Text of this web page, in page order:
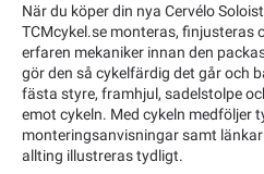
När du köper din nya Cervélo
TCMcykel.se monteras, finjusteras
erfaren mekaniker innan den
gör den så cykelfärdig det går och
fästa styre, framhjul, sadelstolpe
emot cykeln. Med cykeln medföljer
monteringsanvisningar samt
allting illustreras tydligt.